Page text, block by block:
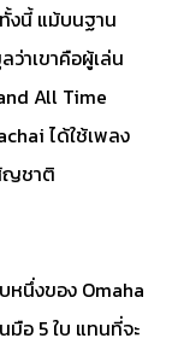
งนี้ แม้บนฐาน
าเขาคือผู้เล่น
All Time
ได้ใช้เพลง
ญชาติ
หนึ่งของ Omaha
อ 5 ใบ แทนที่จะ